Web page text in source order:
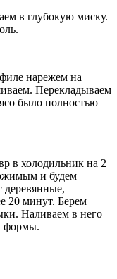
в глубокую миску.
нарежем на
Перекладываем
было полностью
в холодильник на 2
и будем
деревянные,
20 минут. Берем
Наливаем в него
формы.